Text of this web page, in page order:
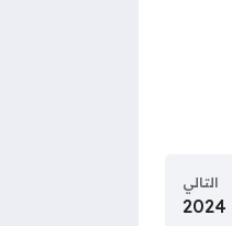
التالي